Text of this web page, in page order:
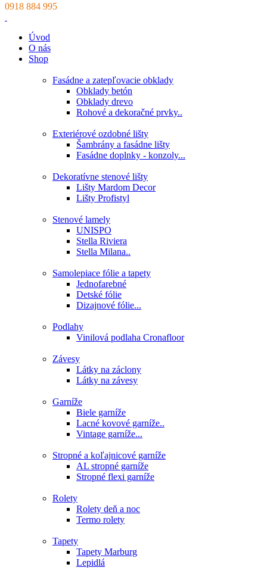
0918 884 995
Úvod
O nás
Shop
Fasádne a zatepľovacie obklady
Obklady betón
Obklady drevo
Rohové a dekoračné prvky..
Exteriérové ozdobné lišty
Šambrány a fasádne lišty
Fasádne doplnky - konzoly...
Dekoratívne stenové lišty
Lišty Mardom Decor
Lišty Profistyl
Stenové lamely
UNISPO
Stella Riviera
Stella Milana..
Samolepiace fólie a tapety
Jednofarebné
Detské fólie
Dizajnové fólie...
Podlahy
Vinilová podlaha Cronafloor
Závesy
Látky na záclony
Látky na závesy
Garníže
Biele garníže
Lacné kovové garníže..
Vintage garníže...
Stropné a koľajnicové garníže
AL stropné garníže
Stropné flexi garníže
Rolety
Rolety deň a noc
Termo rolety
Tapety
Tapety Marburg
Lepidlá